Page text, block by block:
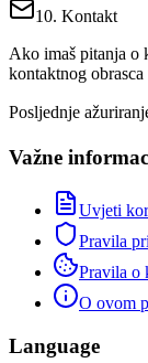
10. Kontakt
Ako imaš pitanja o
kontaktnog
Posljednje
Važne
Uvjeti
Pravila
Pravila o
O ovom
Language